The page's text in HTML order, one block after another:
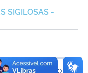
SIGILOSAS -
Voltar ao topo